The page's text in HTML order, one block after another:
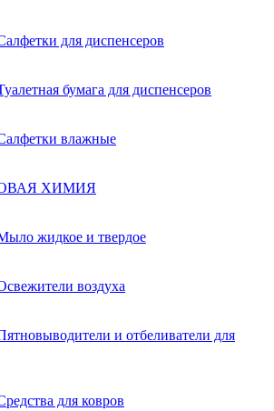
для диспенсеров
бумага для диспенсеров
влажные
ХИМИЯ
жидкое и твердое
воздуха
и отбеливатели для
для ковров